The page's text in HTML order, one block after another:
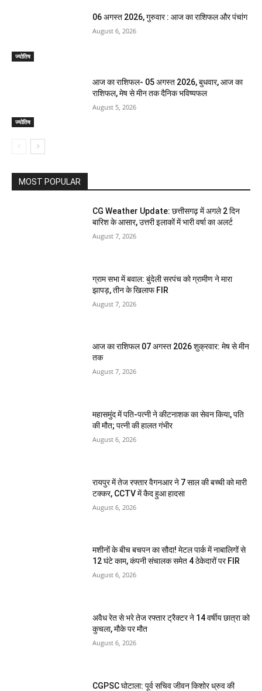
ज्योतिष
06 अगस्त 2026, गुरुवार : आज का राशिफल और पंचांग
August 6, 2026
ज्योतिष
आज का राशिफल- 05 अगस्त 2026, बुधवार, आज का
राशिफल, मेष से मीन तक दैनिक भविष्यफल
August 5, 2026
MOST POPULAR
CG Weather Update: छत्तीसगढ़ में अगले 2 दिन
बारिश के आसार, उत्तरी इलाकों में भारी वर्षा का अलर्ट
August 7, 2026
ग्राम सभा में बवाल: बुंदेली सरपंच को ग्रामीण ने मारा
झापड़, तीन के खिलाफ FIR
August 7, 2026
आज का राशिफल 07 अगस्त 2026 शुक्रवार: मेष से मीन
तक
August 7, 2026
महासमुंद में पति-पत्नी ने कीटनाशक का सेवन किया, पति
की मौत; पत्नी की हालत गंभीर
August 6, 2026
रायपुर में तेज रफ्तार वैगनआर ने 7 साल की बच्ची को मारी
टक्कर, CCTV में कैद हुआ हादसा
August 6, 2026
मशीनों के बीच बचपन का सौदा! मेटल पार्क में नाबालिगों से
12 घंटे काम, कंपनी संचालक समेत 4 ठेकेदारों पर FIR
August 6, 2026
अवैध रेत से भरे तेज रफ्तार ट्रैक्टर ने 14 वर्षीय छात्रा को
कुचला, मौके पर मौत
August 6, 2026
CGPSC घोटाला: पूर्व सचिव जीवन किशोर ध्रुव की